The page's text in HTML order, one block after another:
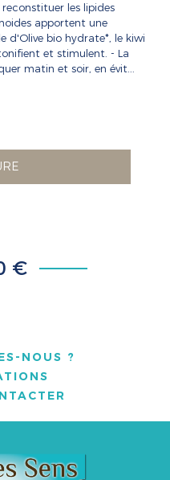
les lipides
apportent une
d'Olive bio hydrate*, le kiwi
et stimulent. - La
matin et soir, en évit...
€
NOUS ?